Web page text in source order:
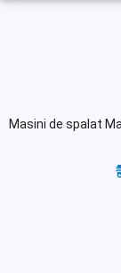
Masini de spalat